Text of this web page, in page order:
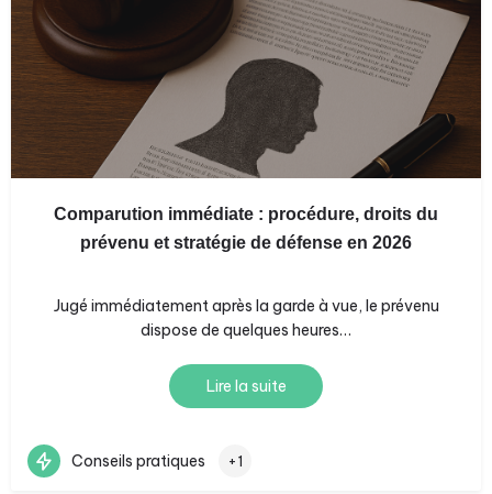
Comparution immédiate : procédure, droits du
prévenu et stratégie de défense en 2026
Jugé immédiatement après la garde à vue, le prévenu
dispose de quelques heures…
Lire la suite
Conseils pratiques +1